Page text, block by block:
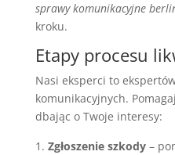
sprawy komunikacyjne
kroku.
Etapy procesu
Nasi eksperci to
komunikacyjnych.
dbając o Twoje interesy:
Zgłoszenie szkody–